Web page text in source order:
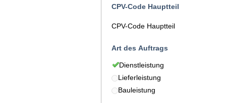
CPV-Code Hauptteil
CPV-Code Hauptteil
Art des Auftrags
Dienstleistung
Lieferleistung
Bauleistung